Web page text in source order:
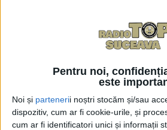
Pentru noi,
este
Noi și partenerii noștri stocăm și/sau
dispozitiv, cum ar fi cookie-urile, și
cum ar fi identificatori unici și informații
Țara
patru
este
aduce
7 APRILIE,